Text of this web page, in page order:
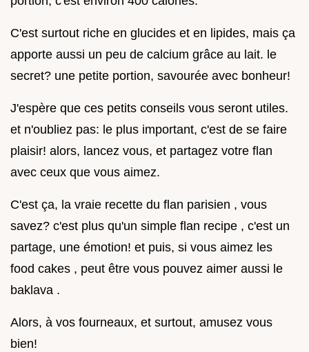
C'est surtout riche en glucides et en lipides, mais ça
apporte aussi un peu de calcium grâce au lait. le
secret? une petite portion, savourée avec bonheur!
J'espère que ces petits conseils vous seront utiles.
et n'oubliez pas: le plus important, c'est de se faire
plaisir! alors, lancez vous, et partagez votre flan
avec ceux que vous aimez.
C'est ça, la vraie recette du flan parisien , vous
savez? c'est plus qu'un simple flan recipe , c'est un
partage, une émotion! et puis, si vous aimez les
food cakes , peut être vous pouvez aimer aussi le
baklava .
Alors, à vos fourneaux, et surtout, amusez vous
bien!